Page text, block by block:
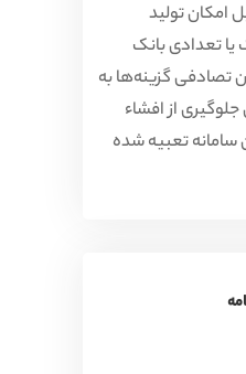
امکان تولید
تعدادی بانک
تصادفی گزینه‌ها به
جلوگیری از افشاء
سامانه تعبیه شده